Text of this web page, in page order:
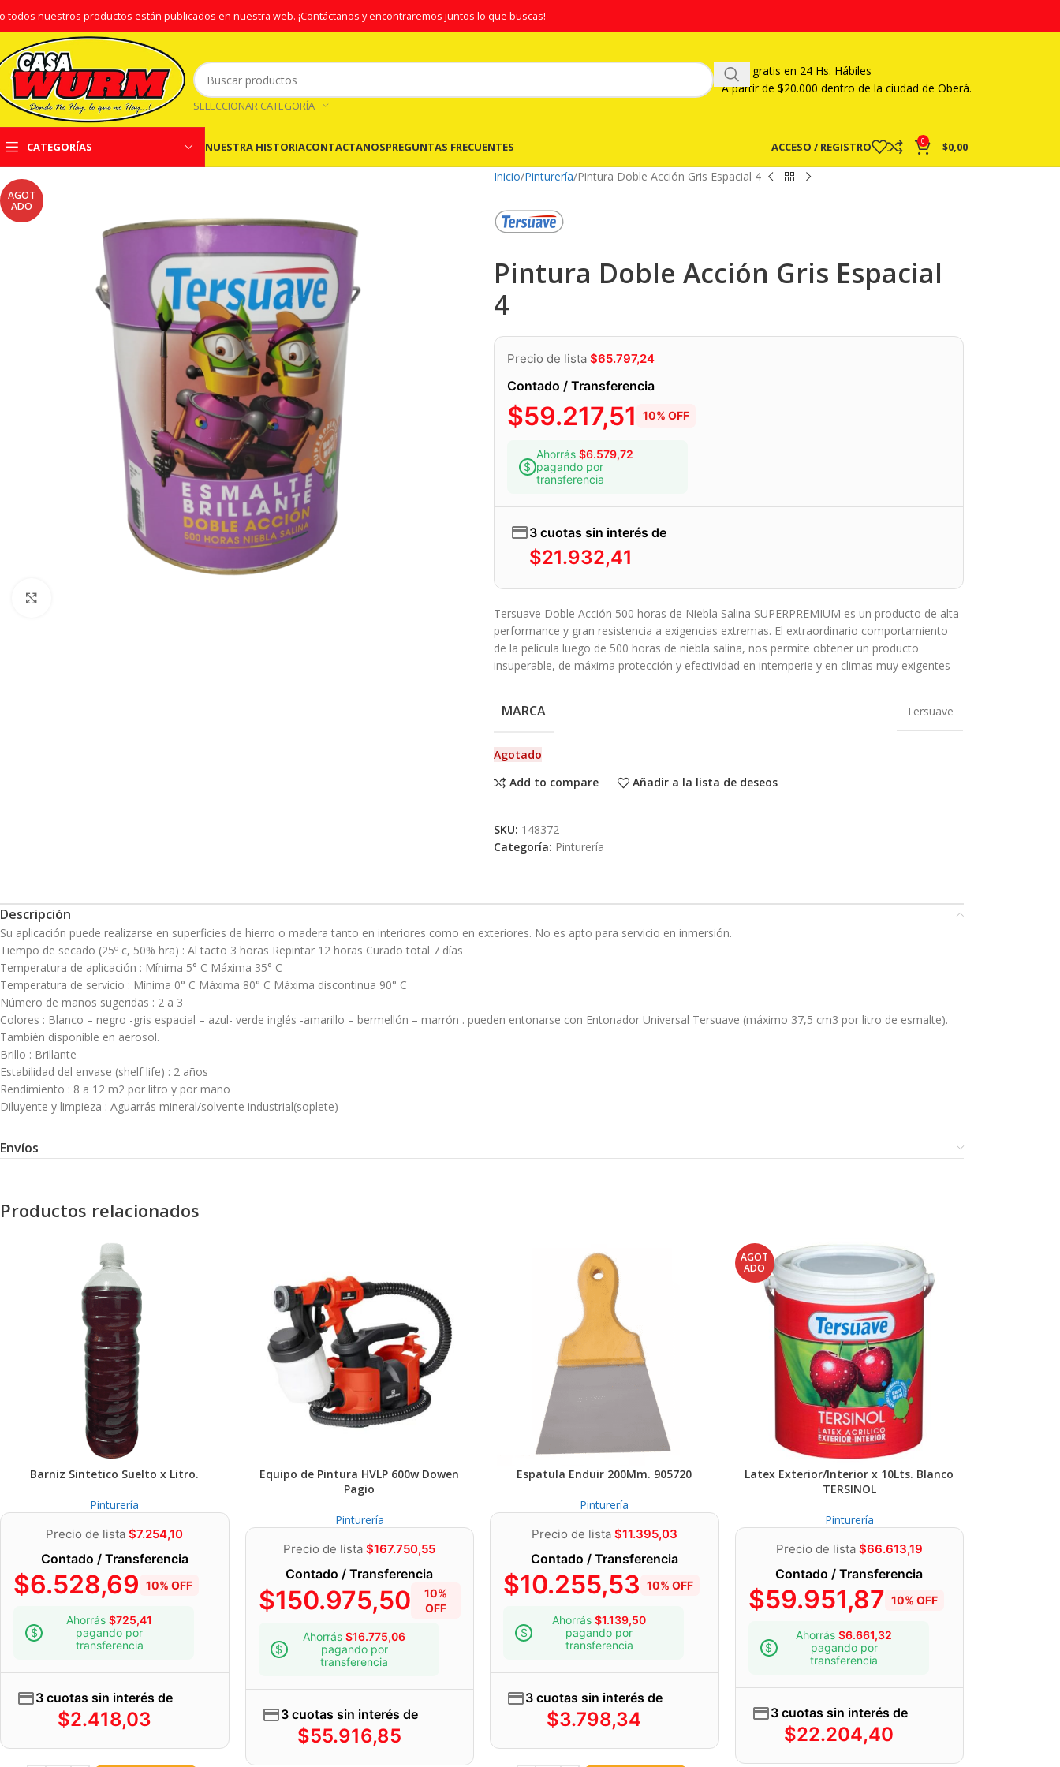
todos nuestros productos están publicados en nuestra web. ¡Contáctanos y encontraremos juntos lo que buscas!
SELECCIONAR CATEGORÍA
Envío gratis en 24 Hs. Hábiles
A partirde $20.000 dentro de la ciudad de Oberá.
CATEGORÍAS NUESTRA HISTORIACONTACTANOSPREGUNTAS FRECUENTES ACCESO / REGISTRO 0 $0,00
AGOT
ADO
Inicio Pinturería Pintura Doble Acción Gris Espacial 4
Pintura Doble Acción Gris Espacial
4
Precio de lista $65.797,24
Contado / Transferencia
$59.217,51 10% OFF
Ahorrás $6.579,72
pagando por
transferencia
3 cuotas sin interés de
$21.932,41
Tersuave Doble Acción 500 horas de Niebla Salina SUPERPREMIUM es un producto de alta
performance y gran resistencia a exigencias extremas. El extraordinario comportamiento
de la película luego de 500 horas de niebla salina, nos permite obtener un producto
insuperable, de máxima protección y efectividad en intemperie y en climas muy exigentes
MARCA Tersuave
Agotado
Add to compare
Añadir a la lista de deseos
SKU: 148372
Categoría: Pinturería
Descripción
Su aplicación puede realizarse en superficies de hierro o madera tanto en interiores como en exteriores. No es apto para servicio en inmersión.
Tiempo de secado (25º c, 50% hra) : Al tacto 3 horas Repintar 12 horas Curado total 7 días
Temperatura de aplicación : Mínima 5° C Máxima 35° C
Temperatura de servicio : Mínima 0° C Máxima 80° C Máxima discontinua 90° C
Número de manos sugeridas : 2 a 3
Colores : Blanco – negro -gris espacial – azul- verde inglés -amarillo – bermellón – marrón . pueden entonarse con Entonador Universal Tersuave (máximo 37,5 cm3 por litro de esmalte).
También disponible en aerosol.
Brillo : Brillante
Estabilidad del envase (shelf life) : 2 años
Rendimiento : 8 a 12 m2 por litro y por mano
Diluyente y limpieza : Aguarrás mineral/solvente industrial(soplete)
Envíos
Productos relacionados
Barniz Sintetico Suelto x Litro.
Pinturería
Precio de lista$7.254,10
Contado / Transferencia
$6.528,69 10% OFF
Ahorrás $725,41
pagando por
transferencia
3 cuotas sin interés de
$2.418,03
Equipo de Pintura HVLP 600w Dowen
Pagio
Pinturería
Precio de lista$167.750,55
Contado / Transferencia
$150.975,50
10%
OFF
Ahorrás $16.775,06
pagando por
transferencia
3 cuotas sin interés de
$55.916,85
Espatula Enduir 200Mm. 905720
Pinturería
Precio de lista $11.395,03
Contado / Transferencia
$10.255,53 10% OFF
Ahorrás $1.139,50
pagando por
transferencia
3 cuotas sin interés de
$3.798,34
AGOT
ADO
Latex Exterior/Interior x 10Lts. Blanco
TERSINOL
Pinturería
Precio de lista $66.613,19
Contado / Transferencia
$59.951,87 10% OFF
Ahorrás $6.661,32
pagando por
transferencia
3 cuotas sin interés de
$22.204,40